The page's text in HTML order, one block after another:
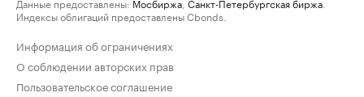
Индексы облигаций предоставлены Cbonds.
Информация об ограничениях
О соблюдении авторских прав
Пользовательское соглашение